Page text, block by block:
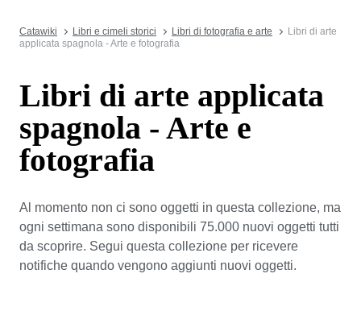
Catawiki Libri e cimeli storici Libri di fotografia e arte
Libri di arte
applicata spagnola - Arte e fotografia
Libri di arte applicata
spagnola - Arte e
fotografia
Al momento non ci sono oggetti in questa collezione, ma
ogni settimana sono disponibili 75.000 nuovi oggetti tutti
da scoprire. Segui questa collezione per ricevere
notifiche quando vengono aggiunti nuovi oggetti.